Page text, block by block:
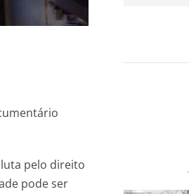
pelo direito
pode ser